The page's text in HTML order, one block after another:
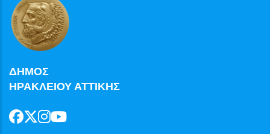
ΔΗΜΟΣ
ΗΡΑΚΛΕΙΟΥ ΑΤΤΙΚΗΣ